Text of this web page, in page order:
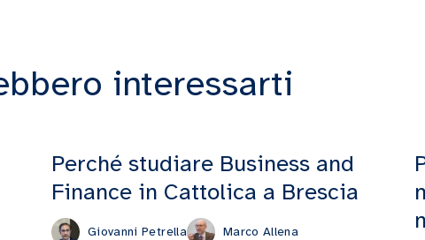
interessarti
Perché studiare Business and
Finance in Cattolica a Brescia
Giovanni Petrella Marco Allena